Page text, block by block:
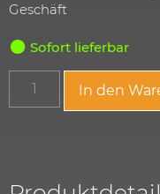
Geschäft
Sofort lieferbar
In den